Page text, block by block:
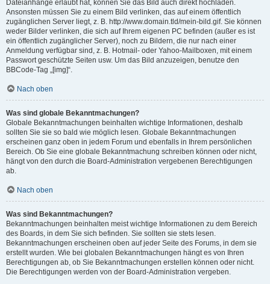
Dateianhänge erlaubt hat, können Sie das Bild auch direkt hochladen.
Ansonsten müssen Sie zu einem Bild verlinken, das auf einem öffentlich
zugänglichen Server liegt, z. B. http://www.domain.tld/mein-bild.gif. Sie können
weder Bilder verlinken, die sich auf Ihrem eigenen PC befinden (außer es ist
ein öffentlich zugänglicher Server), noch zu Bildern, die nur nach einer
Anmeldung verfügbar sind, z. B. Hotmail- oder Yahoo-Mailboxen, mit einem
Passwort geschützte Seiten usw. Um das Bild anzuzeigen, benutze den
BBCode-Tag „[img]“.
Nach oben
Was sind globale Bekanntmachungen?
Globale Bekanntmachungen beinhalten wichtige Informationen, deshalb
sollten Sie sie so bald wie möglich lesen. Globale Bekanntmachungen
erscheinen ganz oben in jedem Forum und ebenfalls in Ihrem persönlichen
Bereich. Ob Sie eine globale Bekanntmachung schreiben können oder nicht,
hängt von den durch die Board-Administration vergebenen Berechtigungen
ab.
Nach oben
Was sind Bekanntmachungen?
Bekanntmachungen beinhalten meist wichtige Informationen zu dem Bereich
des Boards, in dem Sie sich befinden. Sie sollten sie stets lesen.
Bekanntmachungen erscheinen oben auf jeder Seite des Forums, in dem sie
erstellt wurden. Wie bei globalen Bekanntmachungen hängt es von Ihren
Berechtigungen ab, ob Sie Bekanntmachungen erstellen können oder nicht.
Die Berechtigungen werden von der Board-Administration vergeben.